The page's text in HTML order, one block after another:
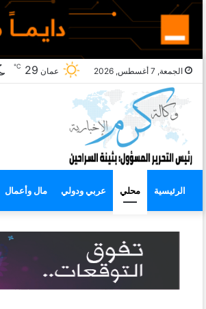
الجمعة, 7 أغسطس, 2026 عمان 29
℃
الرئيسية محلي عربي ودولي مال وأعمال